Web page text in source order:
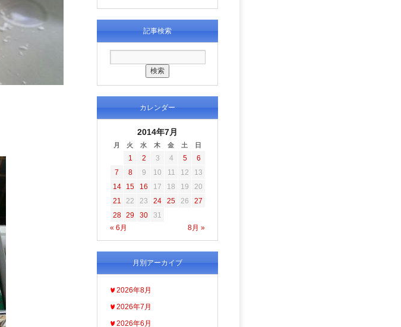
記事検索
カレンダー
2014年7月
月 火 水 木 金 土 日
« 6月 8月 »
1 2 3 4 5
6
7
8 9 10 11 12
13
14
15 16 17 18 19
20
21
22 23 24 25 26
27
28
29 30 31
月別アーカイブ
2026年8月
2026年7月
2026年6月